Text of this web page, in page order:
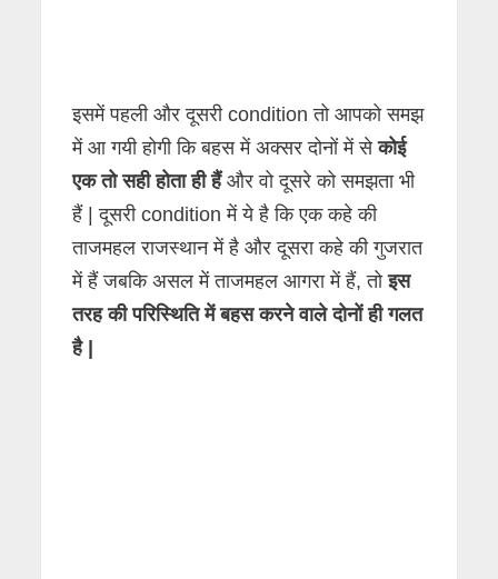
इसमें पहली और दूसरी condition तो आपको समझ
में आ गयी होगी कि बहस में अक्सर दोनों में सेकोई
एक तो सही होता ही हैंऔर वो दूसरे को समझता भी
हैं | दूसरी condition में ये है कि एक कहे की
ताजमहल राजस्थान में है और दूसरा कहे की गुजरात
में हैं जबकि असल में ताजमहल आगरा में हैं, तोइस
तरह की परिस्थिति में बहस करने वाले दोनों ही गलत
है |